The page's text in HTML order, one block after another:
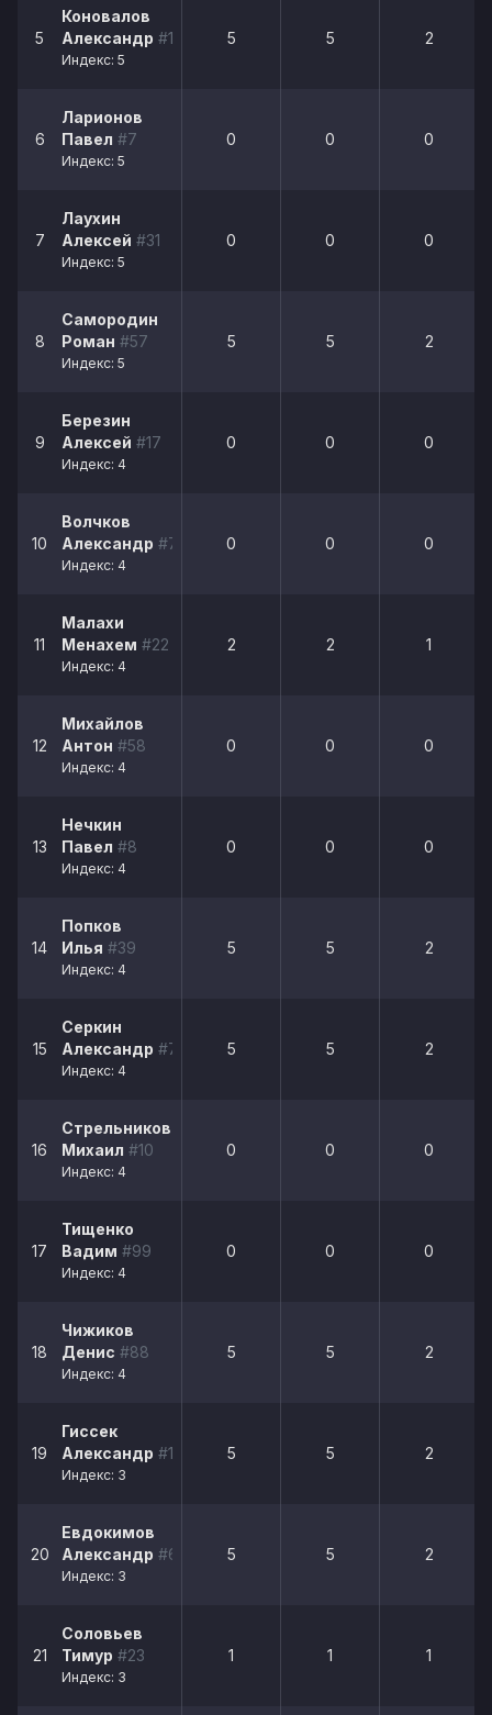
5
Коновалов
Александр #12
Индекс: 5
5 5 2
6
Ларионов
Павел #7
Индекс: 5
0 0 0
7
Лаухин
Алексей #31
Индекс: 5
0 0 0
8
Самородин
Роман #57
Индекс: 5
5 5 2
9
Березин
Алексей #17
Индекс: 4
0 0 0
10
Волчков
Александр #73
Индекс: 4
0 0 0
11
Малахи
Менахем #22
Индекс: 4
2 2 1
12
Михайлов
Антон #58
Индекс: 4
0 0 0
13
Нечкин
Павел #8
Индекс: 4
0 0 0
14
Попков
Илья #39
Индекс: 4
5 5 2
15
Серкин
Александр #77
Индекс: 4
5 5 2
16
Стрельников
Михаил #10
Индекс: 4
0 0 0
17
Тищенко
Вадим #99
Индекс: 4
0 0 0
18
Чижиков
Денис #88
Индекс: 4
5 5 2
19
Гиссек
Александр #15
Индекс: 3
5 5 2
20
Евдокимов
Александр #64
Индекс: 3
5 5 2
21
Соловьев
Тимур #23
Индекс: 3
1 1 1